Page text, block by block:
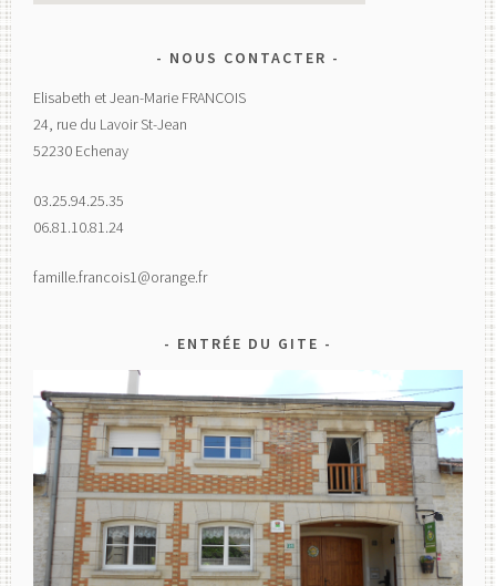
NOUS CONTACTER
Elisabeth et Jean-Marie FRANCOIS
24, rue du Lavoir St-Jean
52230 Echenay
03.25.94.25.35
06.81.10.81.24
famille.francois1@orange.fr
ENTRÉE DU GITE